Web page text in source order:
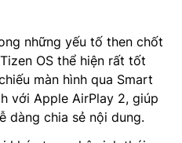
những yếu tố then chốt
OS thể hiện rất tốt
màn hình qua Smart
với Apple AirPlay 2, giúp
dàng chia sẻ nội dung.